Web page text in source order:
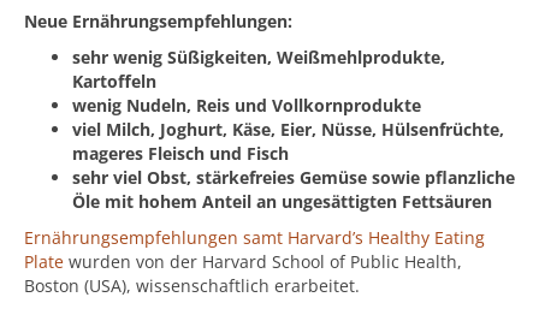
Neue Ernährungsempfehlungen:
sehr wenig Süßigkeiten, Weißmehlprodukte,
Kartoffeln
wenig Nudeln, Reis und Vollkornprodukte
viel Milch, Joghurt, Käse, Eier, Nüsse, Hülsenfrüchte,
mageres Fleisch und Fisch
sehr viel Obst, stärkefreies Gemüse sowie pflanzliche
Öle mit hohem Anteil an ungesättigten Fettsäuren
Ernährungsempfehlungen samt Harvard’s Healthy Eating
Plate wurden von der Harvard School of Public Health,
Boston (USA), wissenschaftlich erarbeitet.